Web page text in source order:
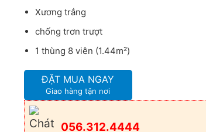
Xương trắng
chống trơn trượt
1 thùng 8 viên (1.44m²)
ĐẶT MUA NGAY
Giao hàng tận nơi
056.312.4444